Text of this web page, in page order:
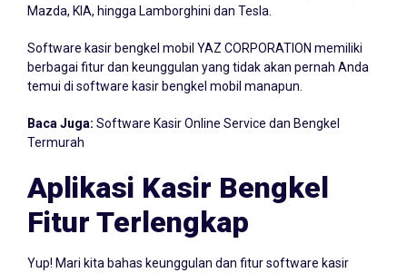
Mazda, KIA, hingga Lamborghini dan Tesla.
Software kasir bengkel mobil YAZ CORPORATION memiliki
berbagai fitur dan keunggulan yang tidak akan pernah Anda
temui di software kasir bengkel mobil manapun.
Baca Juga: Software Kasir Online Service dan Bengkel
Termurah
Aplikasi Kasir Bengkel
Fitur Terlengkap
Yup! Mari kita bahas keunggulan dan fitur software kasir